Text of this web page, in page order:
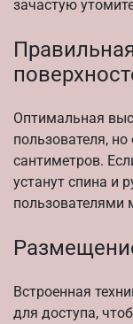
зачастую
Оптимальная
пользователя,
сантиметров.
устанут спина и
пользователями
Встроенная
для доступа,